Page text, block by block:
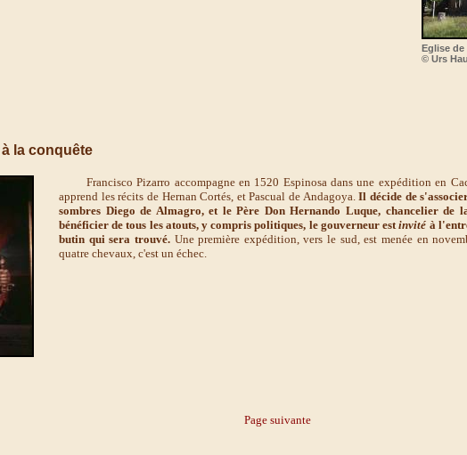
Eglise de
© Urs
la conquête
Francisco Pizarro accompagne en 1520 Espinosa dans une expédition en
apprend les récits de Hernan Cortés, et Pascual de Andagoya.Il décide de
sombres Diego de Almagro, et le Père Don Hernando Luque, chancelier
bénéficier de tous les atouts, y compris politiques, le gouverneur estinvité à
butin qui sera trouvé.Une première expédition, vers le sud, est menée en
quatre chevaux, c'est un échec.
Page suivante